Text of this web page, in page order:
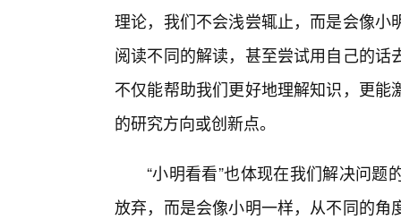
理论，我们不会浅尝辄止，而是会像
阅读不同的解读，甚至尝试用自己的
不仅能帮助我们更好地理解知识，更
的研究方向或创新点。
“小明看看”也体现在我们解决问
放弃，而是会像小明一样，从不同的